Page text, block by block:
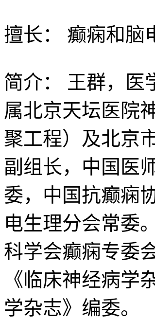
擅长： 癫痫和脑
简介：
王群，医
属北京天坛医院
聚工程）及北京
副组长，中国医
委，中国抗癫痫
电生理分会常委
科学会癫痫专委
《临床神经病学
学杂志》编委。